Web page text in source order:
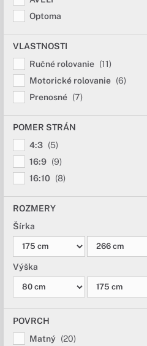
Optoma
VLASTNOSTI
Ručné rolovanie (11)
Motorické rolovanie (6)
Prenosné (7)
POMER STRÁN
4:3 (5)
16:9 (9)
16:10
(8)
ROZMERY
Šírka
Výška
POVRCH
Matný (20)